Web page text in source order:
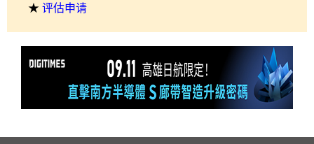
★ 评估申请